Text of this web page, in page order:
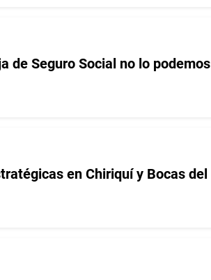
de Seguro Social no lo podemos
en Chiriquí y Bocas del